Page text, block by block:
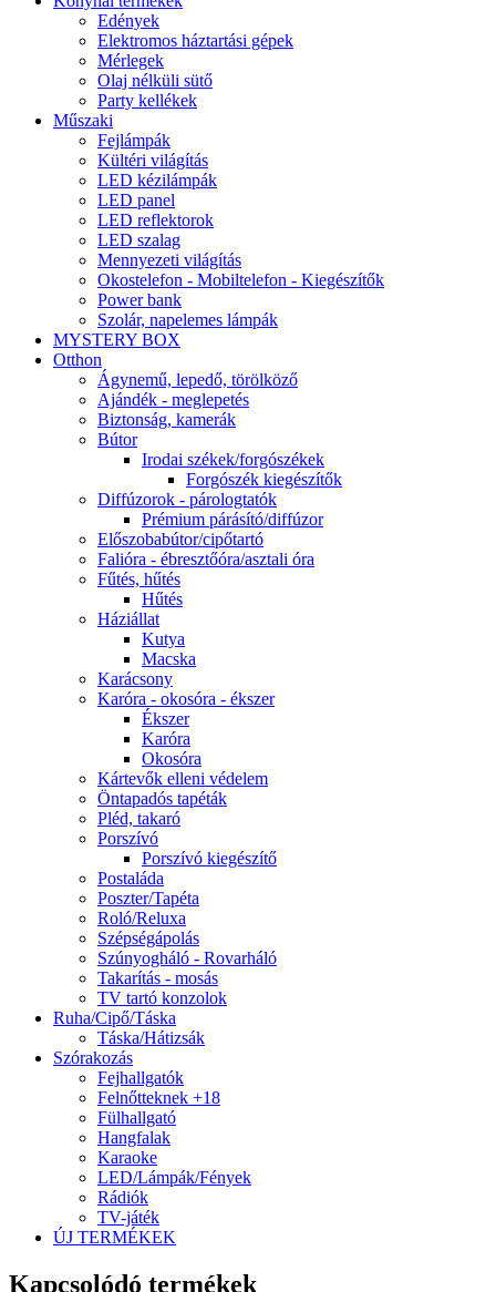
Edények
Elektromos háztartási gépek
Mérlegek
Olaj nélküli sütő
Party kellékek
Műszaki
Fejlámpák
Kültéri világítás
LED kézilámpák
LED panel
LED reflektorok
LED szalag
Mennyezeti világítás
Okostelefon - Mobiltelefon - Kiegészítők
Power bank
Szolár, napelemes lámpák
MYSTERY BOX
Otthon
Ágynemű, lepedő, törölköző
Ajándék - meglepetés
Biztonság, kamerák
Bútor
Irodai székek/forgószékek
Forgószék kiegészítők
Diffúzorok - párologtatók
Prémium párásító/diffúzor
Előszobabútor/cipőtartó
Falióra - ébresztőóra/asztali óra
Fűtés, hűtés
Hűtés
Háziállat
Kutya
Macska
Karácsony
Karóra - okosóra - ékszer
Ékszer
Karóra
Okosóra
Kártevők elleni védelem
Öntapadós tapéták
Pléd, takaró
Porszívó
Porszívó kiegészítő
Postaláda
Poszter/Tapéta
Roló/Reluxa
Szépségápolás
Szúnyogháló - Rovarháló
Takarítás - mosás
TV tartó konzolok
Ruha/Cipő/Táska
Táska/Hátizsák
Szórakozás
Fejhallgatók
Felnőtteknek +18
Fülhallgató
Hangfalak
Karaoke
LED/Lámpák/Fények
Rádiók
TV-játék
ÚJ TERMÉKEK
Kapcsolódó termékek